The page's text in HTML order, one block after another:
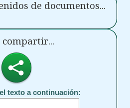
de documentos...
texto a continuación: